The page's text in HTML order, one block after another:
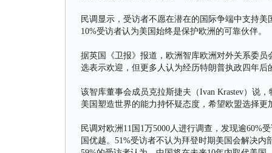
民调显示，受访者不愿在潜在的国际争端中支持
10%受访者认为美国始终是保护欧洲的可靠伙伴。
据英国《卫报》报道，欧洲智库欧洲对外关系委
选表示欢迎，但更多人认为经历特朗普执政四年后
该智库董事会成员克拉斯捷夫（Ivan Krastev）说
美国塑造世界的能力持怀疑态度，希望欧盟选择更
民调对欧洲11国1万5000人进行调查，发现逾60%
国优越。51%受访者不认为拜登时期美国会解决